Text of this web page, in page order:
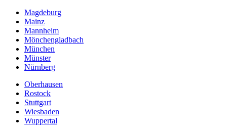
Magdeburg
Mainz
Mannheim
Mönchengladbach
München
Münster
Nürnberg
Oberhausen
Rostock
Stuttgart
Wiesbaden
Wuppertal